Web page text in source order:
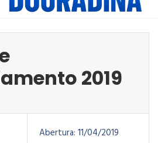
2019
2019
Abertura: 11/04/2019